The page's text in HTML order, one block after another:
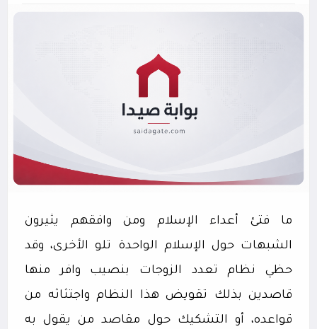
ما فتئ أعداء الإسلام ومن وافقهم يثيرون
الشبهات حول الإسلام الواحدة تلو الأخرى، وقد
حظي نظام تعدد الزوجات بنصيب وافر منها
قاصدين بذلك تقويض هذا النظام واجتثاثه من
قواعده، أو التشكيك حول مقاصد من يقول به